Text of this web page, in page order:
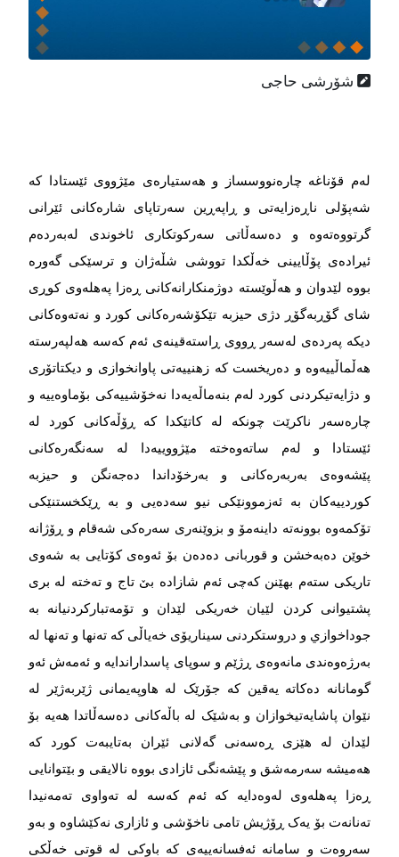
شۆرشی حاجی
لەم قۆناغە چارەنووسساز و هەستیارەی مێژووی ئێستادا کە
شەپۆلی ناڕەزایەتی و ڕاپەڕین سەرتاپای شارەکانی ئێرانی
گرتووەتەوە و دەسەڵاتی سەرکوتکاری ئاخوندی لەبەردەم
ئیرادەی پۆڵایینی خەڵکدا تووشی شڵەژان و ترسێکی گەورە
بووە لێدوان و هەڵوێستە دوژمنکارانەکانی ڕەزا پەهلەوی کوڕی
شای گۆڕبەگۆڕ دژی حیزبە تێکۆشەرەکانی کورد و نەتەوەکانی
دیکە پەردەی لەسەر ڕووی ڕاستەقینەی ئەم کەسە هەلپەرستە
هەڵماڵییەوە و دەریخست کە زهنییەتی پاوانخوازی و دیکتاتۆری
و دژایەتیکردنی کورد لەم بنەماڵەیەدا نەخۆشییەکی بۆماوەییە و
چارەسەر ناکرێت چونکە لە کاتێکدا کە ڕۆڵەکانی کورد لە
ئێستادا و لەم ساتەوەختە مێژووییەدا لە سەنگەرەکانی
پێشەوەی بەربەرەکانی و بەرخۆداندا دەجەنگن و حیزبە
کوردییەکان بە ئەزموونێکی نیو سەدەیی و بە ڕێکخستنێکی
تۆکمەوە بوونەتە داینەمۆ و بزوێنەری سەرەکی شەقام و ڕۆژانە
خوێن دەبەخشن و قوربانی دەدەن بۆ ئەوەی کۆتایی بە شەوی
تاریکی ستەم بهێنن کەچی ئەم شازادە بێ تاج و تەختە لە بری
پشتیوانی کردن لێیان خەریکی لێدان و تۆمەتبارکردنیانە بە
جوداخوازي و دروستکردنی سیناریۆی خەیاڵی کە تەنها و تەنها لە
بەرژەوەندی مانەوەی ڕژێم و سوپای پاسداراندایە و ئەمەش ئەو
گومانانە دەکاتە یەقین کە جۆرێک لە هاوپەیمانی ژێربەژێر لە
نێوان پاشایەتیخوازان و بەشێک لە باڵەکانی دەسەڵاتدا هەیە بۆ
لێدان لە هێزی ڕەسەنی گەلانی ئێران بەتایبەت کورد کە
هەمیشە سەرمەشق و پێشەنگی ئازادی بووە نالایقی و بێتوانایی
ڕەزا پەهلەوی لەوەدایە کە ئەم کەسە لە تەواوی تەمەنیدا
تەنانەت بۆ یەک ڕۆژیش تامی ناخۆشی و ئازاری نەکێشاوە و بەو
سەروەت و سامانە ئەفسانەییەی کە باوکی لە قوتی خەڵکی